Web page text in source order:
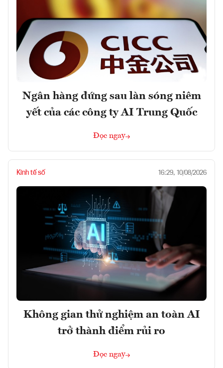
Ngân hàng đứng sau làn sóng niêm
yết của các công ty AI Trung Quốc
Đọc ngay
Kinh tế số 16:29, 10/08/2026
Không gian thử nghiệm an toàn AI
trở thành điểm rủi ro
Đọc ngay